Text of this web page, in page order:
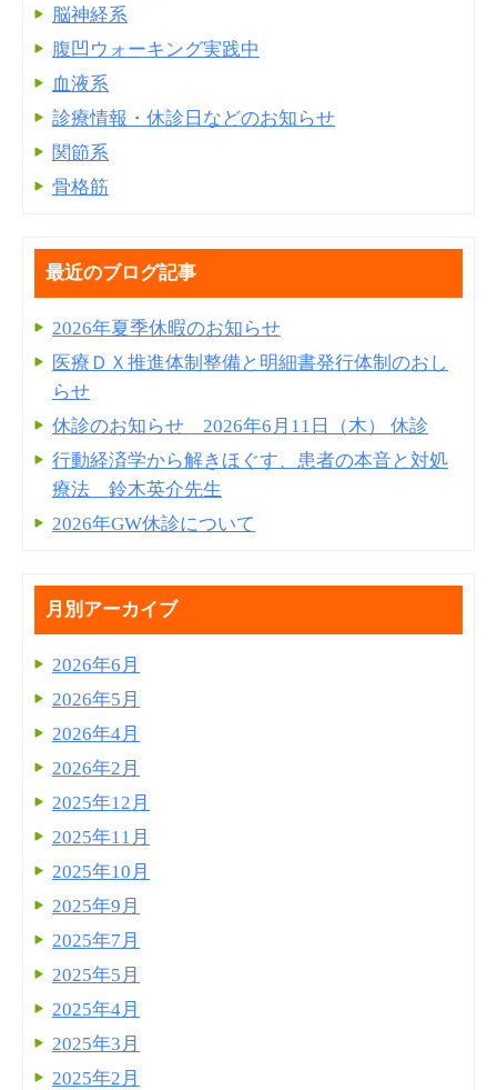
脳神経系
腹凹ウォーキング実践中
血液系
診療情報・休診日などのお知らせ
関節系
骨格筋
最近のブログ記事
2026年夏季休暇のお知らせ
医療ＤＸ推進体制整備と明細書発⾏体制のおし
らせ
休診のお知らせ 2026年6月11日（木） 休診
行動経済学から解きほぐす、患者の本音と対処
療法 鈴木英介先生
2026年GW休診について
月別アーカイブ
2026年6月
2026年5月
2026年4月
2026年2月
2025年12月
2025年11月
2025年10月
2025年9月
2025年7月
2025年5月
2025年4月
2025年3月
2025年2月